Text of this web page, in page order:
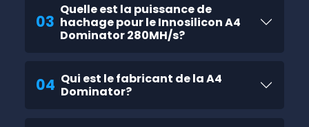
03
Quelle est la puissance de
hachage pour le Innosilicon A4
Dominator 280MH/s?
04 Qui est le fabricant de la A4
Dominator?